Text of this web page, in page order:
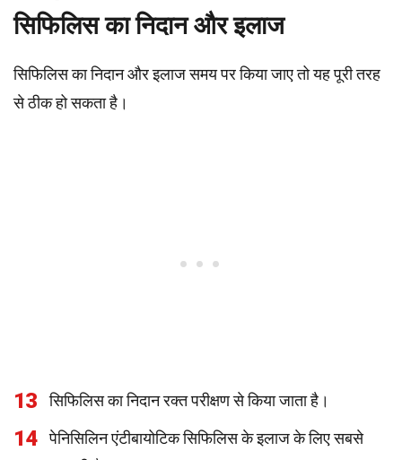
सिफिलिस का निदान और इलाज
सिफिलिस का निदान और इलाज समय पर किया जाए तो यह पूरी तरह
से ठीक हो सकता है।
13 सिफिलिस का निदान रक्त परीक्षण से किया जाता है।
14
पेनिसिलिन एंटीबायोटिक सिफिलिस के इलाज के लिए सबसे